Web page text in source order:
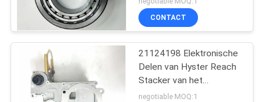
Bereikstapelaar van
CVS Ferrari
CONTACT
21124198 Elektronische
Delen van Hyster Reach
Stacker van het
Snelheidscontrolemechanisme
negotiable MOQ:1